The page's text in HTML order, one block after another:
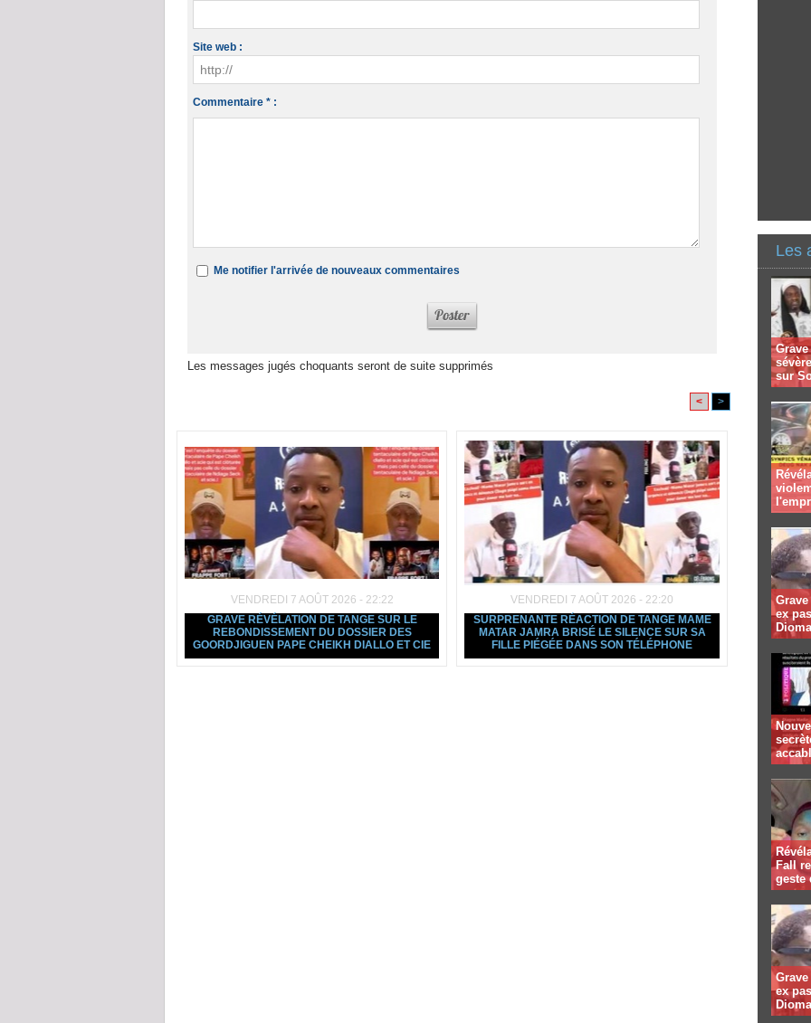
Site web :
Commentaire * :
Me notifier l'arrivée de nouveaux commentaires
Les messages jugés choquants seront de suite supprimés
< >
VENDREDI 7 AOÛT 2026 - 22:22
GRAVE RÉVÉLATION DE TANGE SUR LE
REBONDISSEMENT DU DOSSIER DES
GOORDJIGUEN PAPE CHEIKH DIALLO ET CIE
VENDREDI 7 AOÛT 2026 - 22:20
SURPRENANTE RÉACTION DE TANGE MAME
MATAR JAMRA BRISÉ LE SILENCE SUR SA
FILLE PIÉGÉE DANS SON TÉLÉPHONE
Les
sur
ex
Fall
geste
ex